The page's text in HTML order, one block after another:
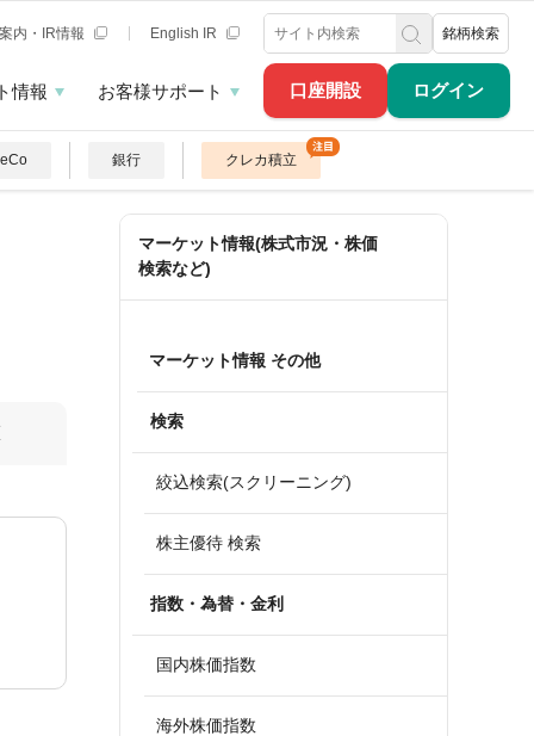
口座開設 ログイン
内・IR情報 English IR 銘柄検索
情報 お客様サポート
銀行 クレカ積立
マーケット情報(株式市況・株価
検索など)
マーケット情報 その他
検索
絞込検索(スクリーニング)
株主優待 検索
指数・為替・金利
国内株価指数
海外株価指数